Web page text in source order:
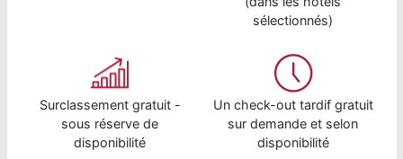
sélectionnés)
Surclassement gratuit -
sous réserve de
disponibilité
Un check-out tardif gratuit
sur demande et selon
disponibilité